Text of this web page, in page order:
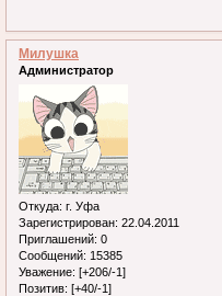
Милушка
Администратор
Откуда: г. Уфа
Зарегистрирован: 22.04.2011
Приглашений: 0
Сообщений: 15385
Уважение: [+206/-1]
Позитив: [+40/-1]